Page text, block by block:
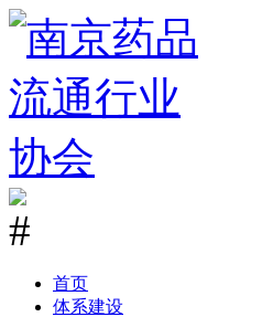
首页
体系建设